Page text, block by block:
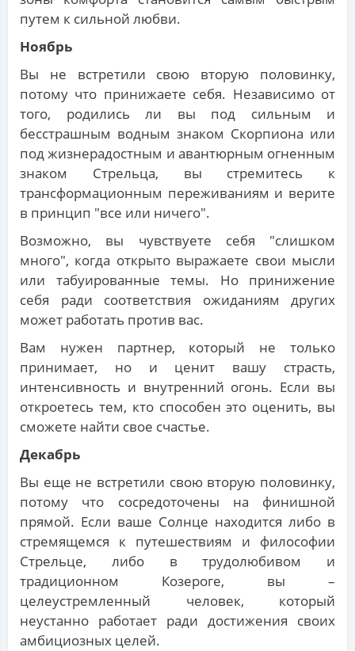
путем к сильной любви.
Ноябрь
Вы не встретили свою вторую половинку,
потому что принижаете себя. Независимо от
того, родились ли вы под сильным и
бесстрашным водным знаком Скорпиона или
под жизнерадостным и авантюрным огненным
знаком Стрельца, вы стремитесь к
трансформационным переживаниям и верите
в принцип "все или ничего".
Возможно, вы чувствуете себя "слишком
много", когда открыто выражаете свои мысли
или табуированные темы. Но принижение
себя ради соответствия ожиданиям других
может работать против вас.
Вам нужен партнер, который не только
принимает, но и ценит вашу страсть,
интенсивность и внутренний огонь. Если вы
откроетесь тем, кто способен это оценить, вы
сможете найти свое счастье.
Декабрь
Вы еще не встретили свою вторую половинку,
потому что сосредоточены на финишной
прямой. Если ваше Солнце находится либо в
стремящемся к путешествиям и философии
Стрельце, либо в трудолюбивом и
традиционном Козероге, вы –
целеустремленный человек, который
неустанно работает ради достижения своих
амбициозных целей.